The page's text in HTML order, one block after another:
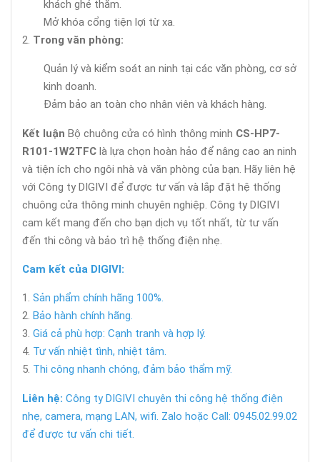
khách ghé thăm.
Mở khóa cổng tiện lợi từ xa.
Trong văn phòng:
Quản lý và kiểm soát an ninh tại các văn phòng, cơ sở
kinh doanh.
Đảm bảo an toàn cho nhân viên và khách hàng.
Kết luận Bộ chuông cửa có hình thông minh CS-HP7-
R101-1W2TFC là lựa chọn hoàn hảo để nâng cao an ninh
và tiện ích cho ngôi nhà và văn phòng của bạn. Hãy liên hệ
với Công ty DIGIVI để được tư vấn và lắp đặt hệ thống
chuông cửa thông minh chuyên nghiệp. Công ty DIGIVI
cam kết mang đến cho bạn dịch vụ tốt nhất, từ tư vấn
đến thi công và bảo trì hệ thống điện nhẹ.
Cam kết của DIGIVI:
Sản phẩm chính hãng 100%.
Bảo hành chính hãng.
Giá cả phù hợp: Cạnh tranh và hợp lý.
Tư vấn nhiệt tình, nhiệt tâm.
Thi công nhanh chóng, đảm bảo thẩm mỹ.
Liên hệ: Công ty DIGIVI chuyên thi công hệ thống điện
nhẹ, camera, mạng LAN, wifi. Zalo hoặc Call: 0945.02.99.02
để được tư vấn chi tiết.